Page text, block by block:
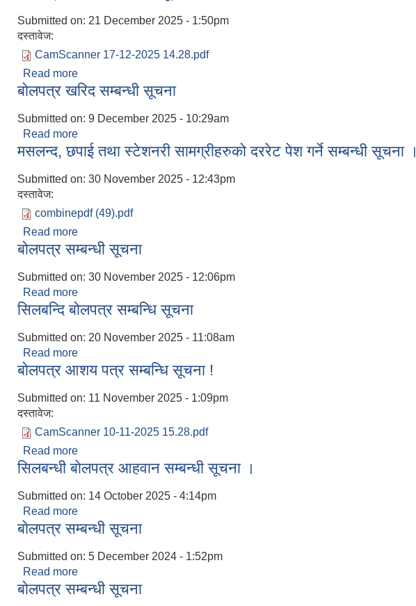
Submitted on: 21 December 2025 - 1:50pm
दस्तावेज:
CamScanner 17-12-2025 14.28.pdf
Read more
बोलपत्र खरिद सम्बन्धी सूचना
Submitted on: 9 December 2025 - 10:29am
Read more
मसलन्द, छपाई तथा स्टेशनरी सामग्रीहरुको दररेट पेश गर्ने सम्बन्धी सूचना ।
Submitted on: 30 November 2025 - 12:43pm
दस्तावेज:
combinepdf (49).pdf
Read more
बोलपत्र सम्बन्धी सूचना
Submitted on: 30 November 2025 - 12:06pm
Read more
सिलबन्दि बोलपत्र सम्बन्धि सूचना
Submitted on: 20 November 2025 - 11:08am
Read more
बोलपत्र आशय पत्र सम्बन्धि सूचना !
Submitted on: 11 November 2025 - 1:09pm
दस्तावेज:
CamScanner 10-11-2025 15.28.pdf
Read more
सिलबन्धी बाेलपत्र आहवान सम्बन्धी सूचना ।
Submitted on: 14 October 2025 - 4:14pm
Read more
बाेलपत्र सम्बन्धी सूचना
Submitted on: 5 December 2024 - 1:52pm
Read more
बाेलपत्र सम्बन्धी सूचना